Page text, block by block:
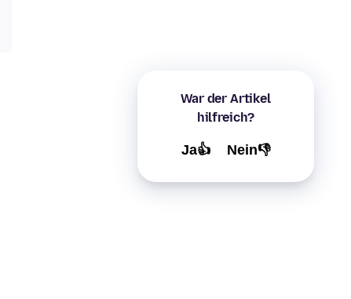
War der Artikel
hilfreich?
Ja👍 Nein👎